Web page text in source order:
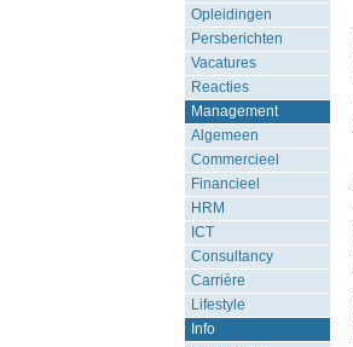
Opleidingen
Persberichten
Vacatures
Reacties
Management
Algemeen
Commercieel
Financieel
HRM
ICT
Consultancy
Carrière
Lifestyle
Info